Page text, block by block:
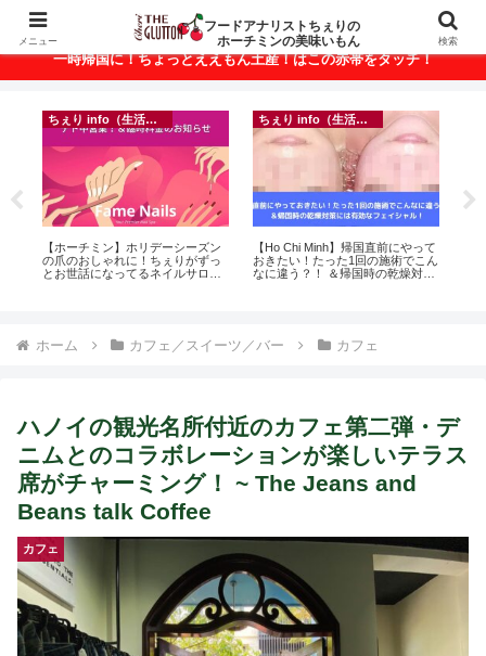
ベトナム・ホーチミンの美味いもんが満載！
一時帰国に！ちょっとええもん土産！はこの赤帯をタッチ！
ちぇり info（生活情報）
【ホーチミン】ホリデーシーズン
の爪のおしゃれに！ちぇりがずっ
とお世話になってるネイルサロン
ちぇり info（生活情報）
【Ho Chi Minh】帰国直前にやって
おきたい！たった1回の施術でこん
なに違う？！ ＆帰国時の乾燥対策
ホーム カフェ／スイーツ／バー カフェ
ハノイの観光名所付近のカフェ第二弾・デ
ニムとのコラボレーションが楽しいテラス
席がチャーミング！ ~ The Jeans and
Beans talk Coffee
カフェ
メニュー
フードアナリストちぇりの
ホーチミンの美味いもん
検索